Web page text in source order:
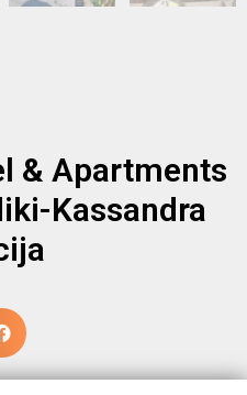
& Apartments
Kassandra